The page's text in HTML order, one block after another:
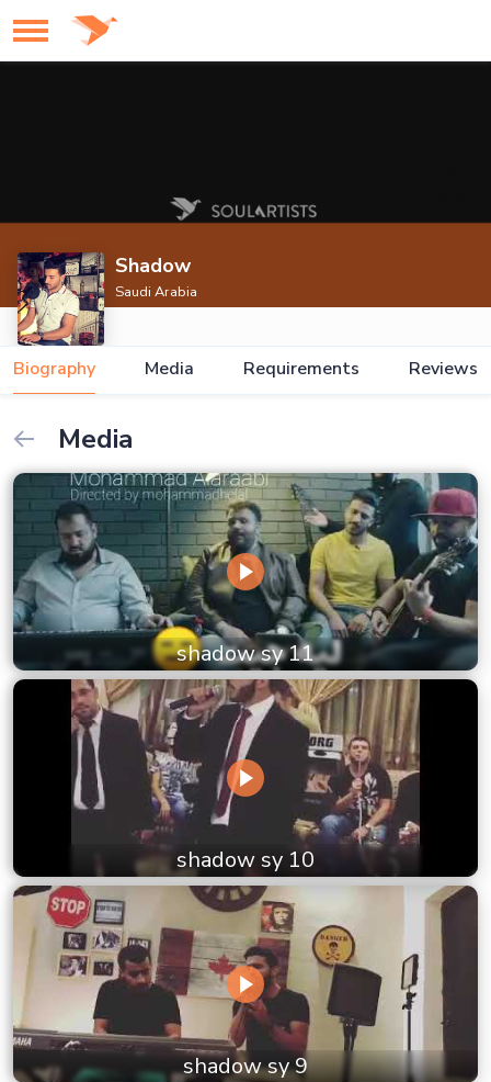
Shadow
Saudi Arabia
Biography Media Requirements Reviews
Media
shadow sy 11
shadow sy 10
shadow sy 9